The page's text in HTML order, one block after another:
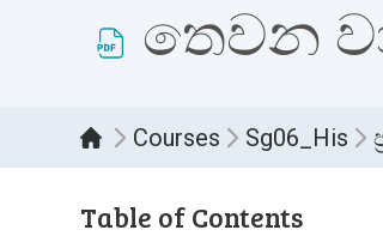
තෙවන
Courses Sg06_His
Table of Contents